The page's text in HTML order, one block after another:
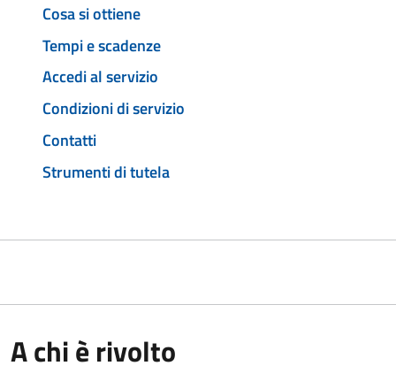
Cosa si ottiene
Tempi e scadenze
Accedi al servizio
Condizioni di servizio
Contatti
Strumenti di tutela
A chi è rivolto